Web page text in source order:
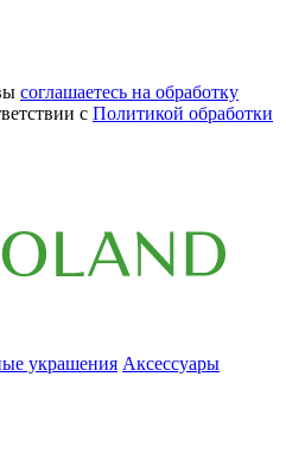
соглашаетесь на обработку
с Политикой обработки
украшения Аксессуары